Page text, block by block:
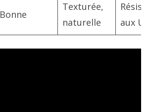
Bonne
Texturée,
naturelle
aux UV